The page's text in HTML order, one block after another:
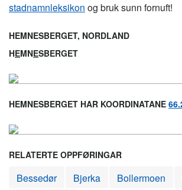
stadnamnleksikon og bruk sunn fornuft!
HEMNESBERGET, NORDLAND
HEMNESBERGET
HEMNESBERGET HAR KOORDINATANE
RELATERTE OPPFØRINGAR
Bessedør Bjerka Bollermoen